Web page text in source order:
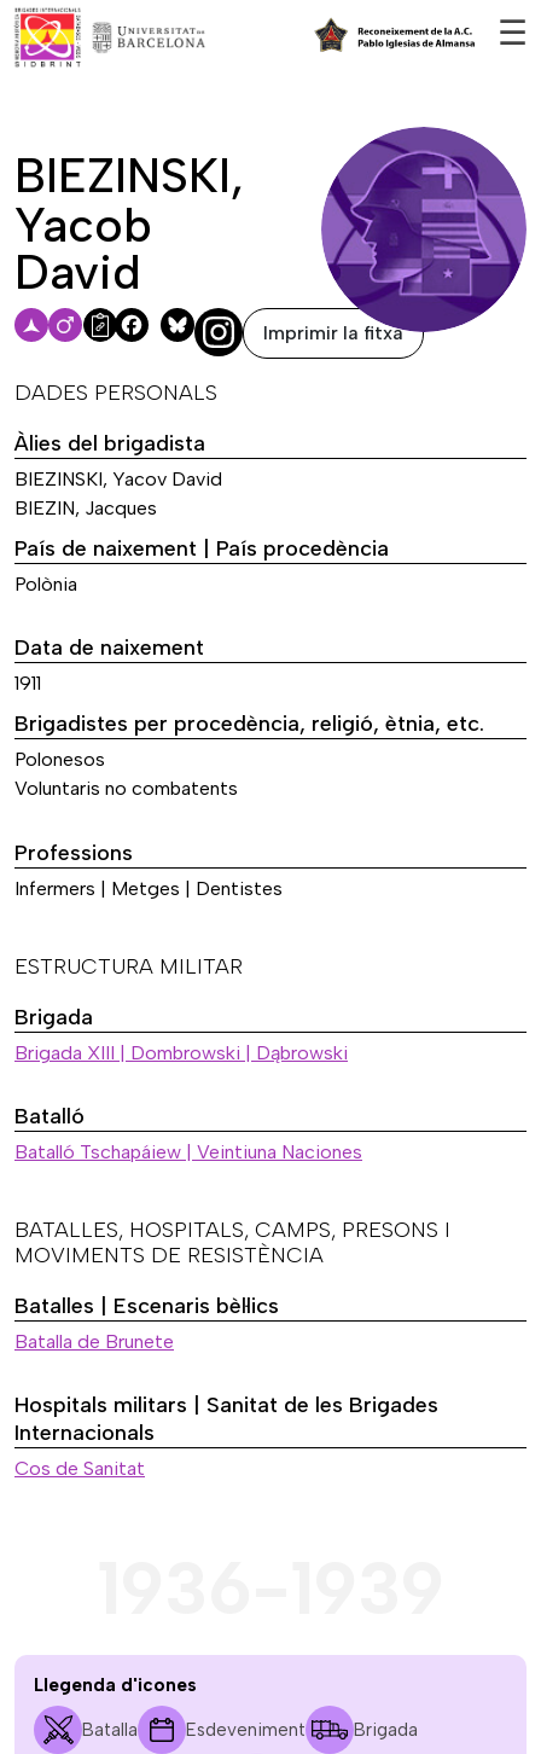
☰
BIEZINSKI,
Yacob
David
Facebook
Bluesky Imprimir la fitxa
DADES PERSONALS
Àlies del brigadista
BIEZINSKI, Yacov David
BIEZIN, Jacques
País de naixement | País procedència
Polònia
Data de naixement
1911
Brigadistes per procedència, religió, ètnia, etc.
Polonesos
Voluntaris no combatents
Professions
Infermers | Metges | Dentistes
ESTRUCTURA MILITAR
Brigada
Brigada XIII | Dombrowski | Dąbrowski
Batalló
Batalló Tschapáiew | Veintiuna Naciones
BATALLES, HOSPITALS, CAMPS, PRESONS I
MOVIMENTS DE RESISTÈNCIA
Batalles | Escenaris bèl·lics
Batalla de Brunete
Hospitals militars | Sanitat de les Brigades
Internacionals
Cos de Sanitat
Llegenda d'icones
Batalla Esdeveniment Brigada